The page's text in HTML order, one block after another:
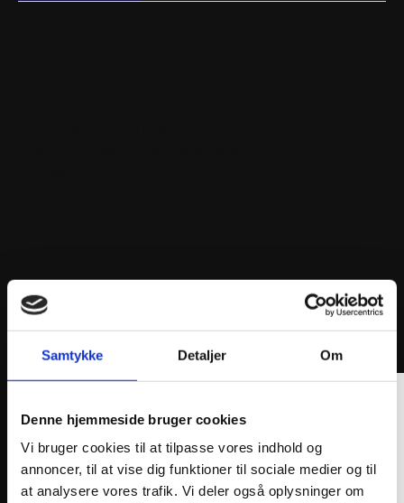
Samtykke Detaljer Om
Denne hjemmeside bruger cookies
Vi bruger cookies til at tilpasse vores indhold og
annoncer, til at vise dig funktioner til sociale medier og til
at analysere vores trafik. Vi deler også oplysninger om
ANDRE INTERESSANTE VARER